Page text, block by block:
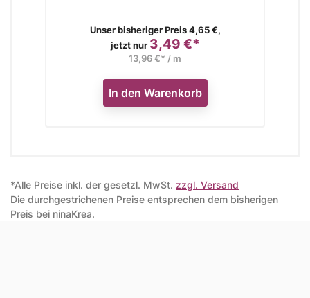
Verkaufspreis
Unser bisheriger Preis 4,65 €,
jetzt nur Preis
3,49 €*
13,96 €* / m
In den Warenkorb
*Alle Preise inkl. der gesetzl. MwSt. zzgl. Versand
Die durchgestrichenen Preise entsprechen dem bisherigen
Preis bei ninaKrea.